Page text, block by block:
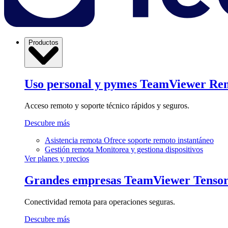
Productos
Uso personal y pymes TeamViewer
Acceso remoto y soporte técnico rápidos y seguros.
Descubre más
Asistencia remota Ofrece soporte remoto instantáneo
Gestión remota Monitorea y gestiona dispositivos
Ver planes y precios
Grandes empresas TeamViewer
Conectividad remota para operaciones seguras.
Descubre más